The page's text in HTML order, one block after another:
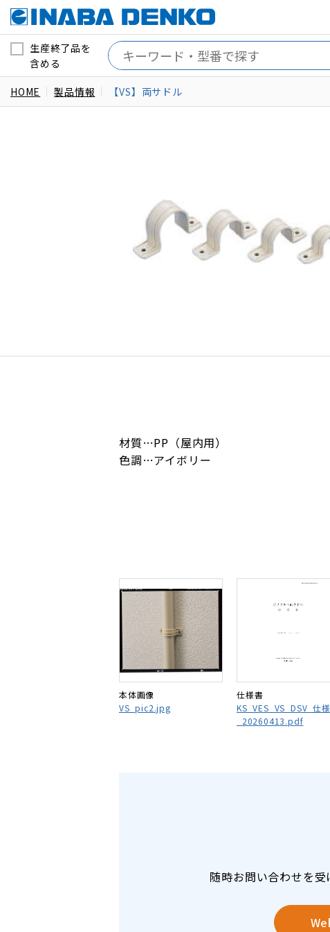
生産終了品を
含める
HOME 製品情報 【VS】両サドル
材質…PP（屋内用）
色調…アイボリー
本体画像
VS_pic2.jpg
仕様書
KS_VES_VS_DSV_仕
_20260413.pdf
随時お問い合わせを受